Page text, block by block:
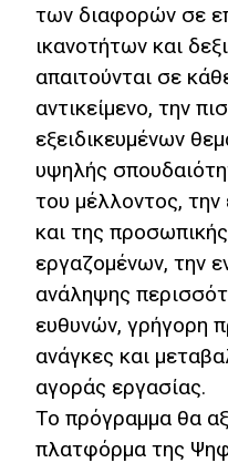
των διαφορών σε
ικανοτήτων και
απαιτούνται σε
αντικείμενο, την
εξειδικευμένων
υψηλής
του μέλλοντος,
και της
εργαζομένων, την
ανάληψης
ευθυνών, γρήγορη
ανάγκες και
αγοράς εργασίας.
Το πρόγραμμα θα
πλατφόρμα της